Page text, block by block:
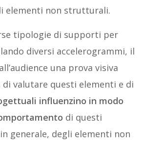
elementi non strutturali.
tipologie di supporti per
diversi accelerogrammi, il
una prova visiva
di valutare questi elementi e di
influenzino in modo
di questi
generale, degli elementi non